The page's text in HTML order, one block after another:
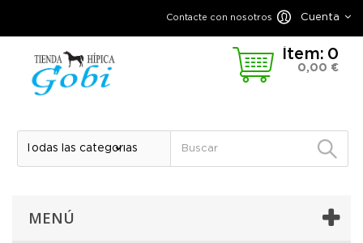
Cuenta
Contacte con nosotros
Ítem: 0
0,00 €
MENÚ